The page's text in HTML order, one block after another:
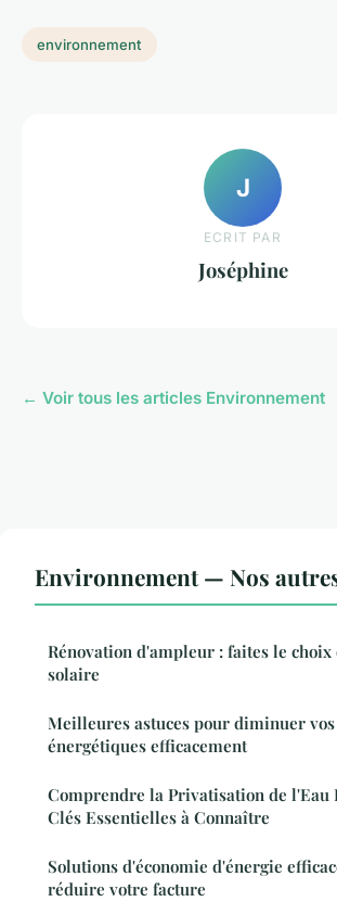
environnement
J
ECRIT PAR
Joséphine
← Voir tous les articles Environnement
Environnement — Nos
Rénovation d'ampleur : faites le choix
solaire
Meilleures astuces pour diminuer vos
énergétiques efficacement
Comprendre la Privatisation de l'Eau
Clés Essentielles à Connaître
Solutions d'économie d'énergie
réduire votre facture